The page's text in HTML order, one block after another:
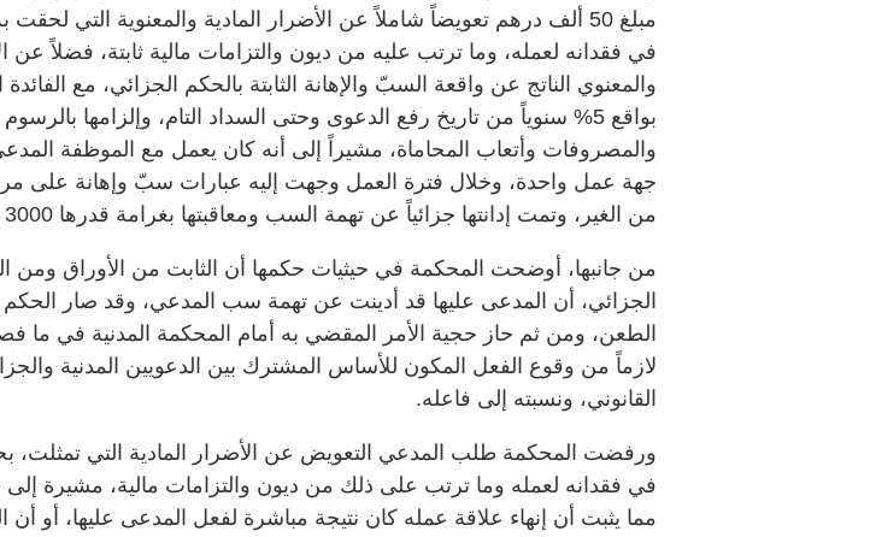
مبلغ 50 ألف درهم تعويضاً شاملاً عن الأضرار المادية والمعنوية التي لحقت
في فقدانه لعمله، وما ترتب عليه من ديون والتزامات مالية ثابتة، فضلاً عن
والمعنوي الناتج عن واقعة السبّ والإهانة الثابتة بالحكم الجزائي، مع الفائدة
بواقع 5% سنوياً من تاريخ رفع الدعوى وحتى السداد التام، وإلزامها بالرسوم
والمصروفات وأتعاب المحاماة، مشيراً إلى أنه كان يعمل مع الموظفة
جهة عمل واحدة، وخلال فترة العمل وجهت إليه عبارات سبّ وإهانة على
من الغير، وتمت إدانتها جزائياً عن تهمة السب ومعاقبتها بغرامة قدرها 3000 درهم.
من جانبها، أوضحت المحكمة في حيثيات حكمها أن الثابت من الأوراق ومن
الجزائي، أن المدعى عليها قد أدينت عن تهمة سب المدعي، وقد صار الحكم
الطعن، ومن ثم حاز حجية الأمر المقضي به أمام المحكمة المدنية في ما
لازماً من وقوع الفعل المكون للأساس المشترك بين الدعويين المدنية
القانوني، ونسبته إلى فاعله.
ورفضت المحكمة طلب المدعي التعويض عن الأضرار المادية التي تمثلت،
في فقدانه لعمله وما ترتب على ذلك من ديون والتزامات مالية، مشيرة إلى
مما يثبت أن إنهاء علاقة عمله كان نتيجة مباشرة لفعل المدعى عليها، أو أن